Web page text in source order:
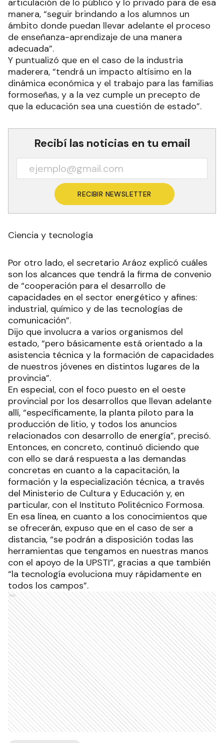
manera, “seguir brindando a los alumnos un
ámbito donde puedan llevar adelante el proceso
de enseñanza-aprendizaje de una manera
adecuada”.
Y puntualizó que en el caso de la industria
maderera, “tendrá un impacto altísimo en la
dinámica económica y el trabajo para las familias
formoseñas, y a la vez cumple un precepto de
que la educación sea una cuestión de estado”.
Recibí las noticias en tu email
RECIBIR NEWSLETTER
Ciencia y tecnología
Por otro lado, el secretario Aráoz explicó cuáles
son los alcances que tendrá la firma de convenio
de “cooperación para el desarrollo de
capacidades en el sector energético y afines:
industrial, químico y de las tecnologías de
comunicación”.
Dijo que involucra a varios organismos del
estado, “pero básicamente está orientado a la
asistencia técnica y la formación de capacidades
de nuestros jóvenes en distintos lugares de la
provincia”.
En especial, con el foco puesto en el oeste
provincial por los desarrollos que llevan adelante
allí, “específicamente, la planta piloto para la
producción de litio, y todos los anuncios
relacionados con desarrollo de energía”, precisó.
Entonces, en concreto, continuó diciendo que
con ello se dará respuesta a las demandas
concretas en cuanto a la capacitación, la
formación y la especialización técnica, a través
del Ministerio de Cultura y Educación y, en
particular, con el Instituto Politécnico Formosa.
En esa línea, en cuanto a los conocimientos que
se ofrecerán, expuso que en el caso de ser a
distancia, “se podrán a disposición todas las
herramientas que tengamos en nuestras manos
con el apoyo de la UPSTI”, gracias a que también
“la tecnología evoluciona muy rápidamente en
todos los campos”.
Ads